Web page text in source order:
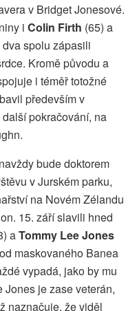
v Bridget Jonesové.
i Colin Firth (65) a
spolu zápasili
Kromě původu a
i téměř totožné
především v
pokračování, na
bude doktorem
v Jurském parku,
na Novém Zélandu
15. září slavili hned
aTommy Lee Jones
maskovaného Banea
vypadá, jako by mu
Jones je zase veterán,
naznačuje, že viděl